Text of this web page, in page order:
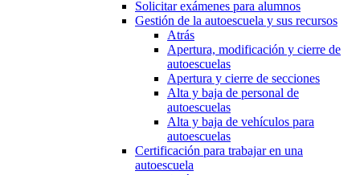
Solicitar exámenes para alumnos
Gestión de la autoescuela y sus recursos
Atrás
Apertura, modificación y cierre de
autoescuelas
Apertura y cierre de secciones
Alta y baja de personal de
autoescuelas
Alta y baja de vehículos para
autoescuelas
Certificación para trabajar en una
autoescuela